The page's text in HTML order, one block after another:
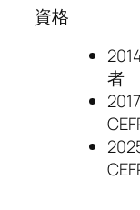
資格
者